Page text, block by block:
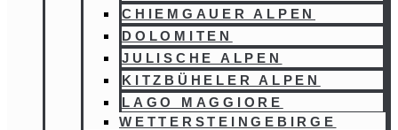
CHIEMGAUER ALPEN
DOLOMITEN
JULISCHE ALPEN
KITZBÜHELER ALPEN
LAGO MAGGIORE
WETTERSTEINGEBIRGE